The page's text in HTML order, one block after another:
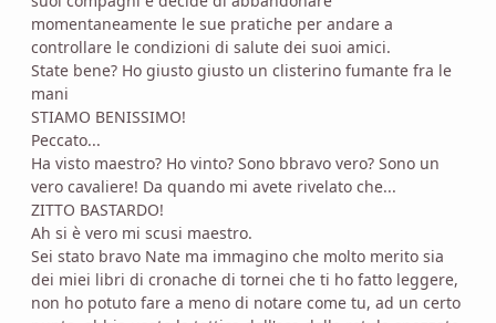
momentaneamente le sue pratiche per andare a
controllare le condizioni di salute dei suoi amici.
State bene? Ho giusto giusto un clisterino fumante fra le
mani
STIAMO BENISSIMO!
Peccato...
Ha visto maestro? Ho vinto? Sono bbravo vero? Sono un
vero cavaliere! Da quando mi avete rivelato che...
ZITTO BASTARDO!
Ah si è vero mi scusi maestro.
Sei stato bravo Nate ma immagino che molto merito sia
dei miei libri di cronache di tornei che ti ho fatto leggere,
non ho potuto fare a meno di notare come tu, ad un certo